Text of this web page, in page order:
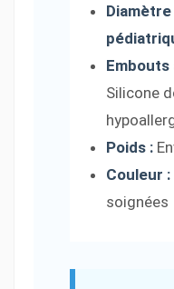
Silicone
Poids :
Couleur :
soignées